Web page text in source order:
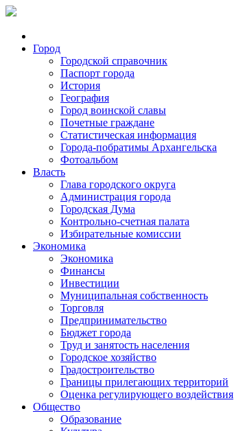
Город
Городской справочник
Паспорт города
История
География
Город воинской славы
Почетные граждане
Статистическая информация
Города-побратимы Архангельска
Фотоальбом
Власть
Глава городского округа
Администрация города
Городская Дума
Контрольно-счетная палата
Избирательные комиссии
Экономика
Экономика
Финансы
Инвестиции
Муниципальная собственность
Торговля
Предпринимательство
Бюджет города
Труд и занятость населения
Городское хозяйство
Градостроительство
Границы прилегающих территорий
Оценка регулирующего воздействия
Общество
Образование